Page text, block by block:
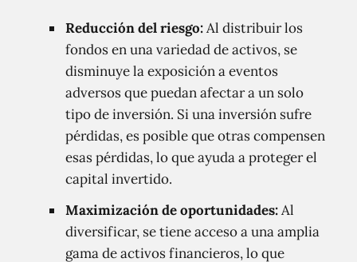
Reducción del riesgo:Al distribuir los
fondos en una variedad de activos, se
disminuye la exposición a eventos
adversos que puedan afectar a un solo
tipo de inversión. Si una inversión sufre
pérdidas, es posible que otras compensen
esas pérdidas, lo que ayuda a proteger el
capital invertido.
Maximización de oportunidades:Al
diversificar, se tiene acceso a una amplia
gama de activos financieros, lo que